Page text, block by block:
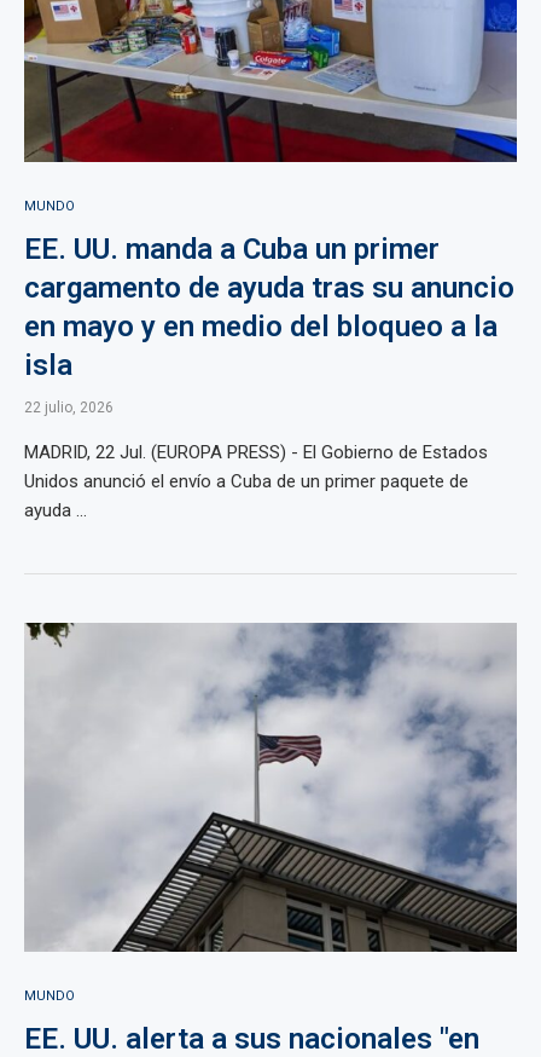
MUNDO
EE. UU. manda a Cuba un primer
cargamento de ayuda tras su anuncio
en mayo y en medio del bloqueo a la
isla
22 julio, 2026
MADRID, 22 Jul. (EUROPA PRESS) - El Gobierno de Estados
Unidos anunció el envío a Cuba de un primer paquete de
ayuda ...
MUNDO
EE. UU. alerta a sus nacionales "en